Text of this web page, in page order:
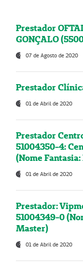
Prestador
GONÇALO
07 de Agosto de 2020
Prestador
01 de Abril de 2020
Prestador
51004350-4:
(Nome
01 de Abril de 2020
Prestador:
51004349-0
Master)
01 de Abril de 2020